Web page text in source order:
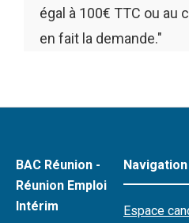
égal à 100€ TTC ou au
en fait la demande."
BAC Réunion -
Réunion Emploi
Intérim
Navigation
Espace